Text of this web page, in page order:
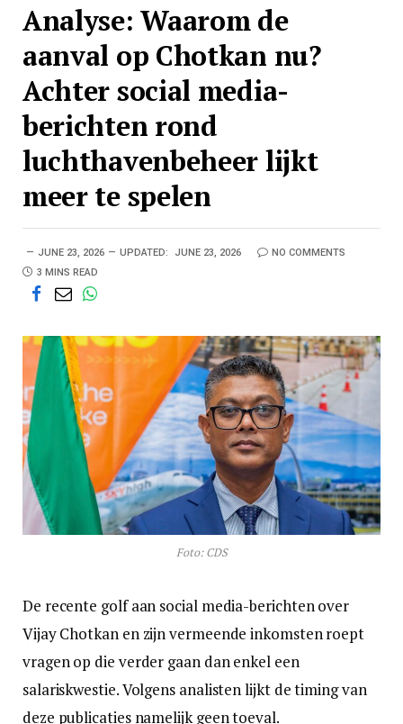
Analyse: Waarom de
aanval op Chotkan nu?
Achter social media-
berichten rond
luchthavenbeheer lijkt
meer te spelen
JUNE 23, 2026 UPDATED: JUNE 23, 2026
NO COMMENTS
3 MINS READ
Foto: CDS
De recente golf aan social media-berichten over
Vijay Chotkan en zijn vermeende inkomsten roept
vragen op die verder gaan dan enkel een
salariskwestie. Volgens analisten lijkt de timing van
deze publicaties namelijk geen toeval.